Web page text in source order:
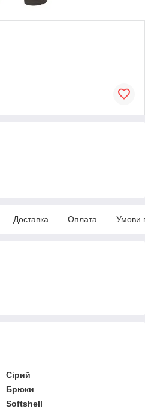
Доставка Оплата Умови
Сірий
Брюки
Softshell